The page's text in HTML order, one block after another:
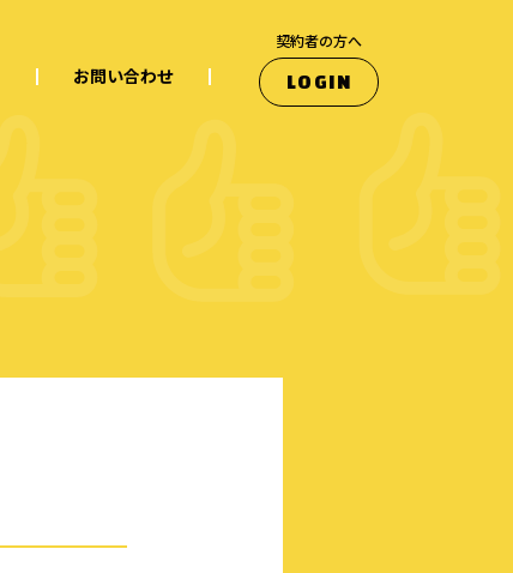
お問い合わせ
契約者の方へ
LOGIN